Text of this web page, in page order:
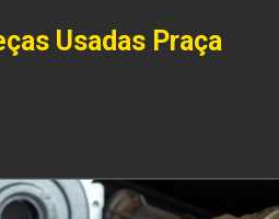
Usadas Praça